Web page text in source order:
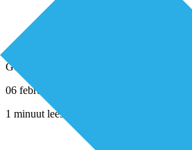
Geplaatst door
06 februari 2026
1 minuut leestijd